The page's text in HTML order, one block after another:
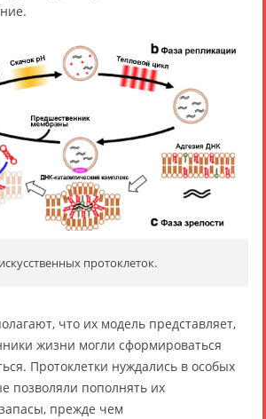
протоклеток.
что их модель представляет,
жизни могли сформироваться
Протоклетки нуждались в особых
позволяли пополнять их
прежде чем